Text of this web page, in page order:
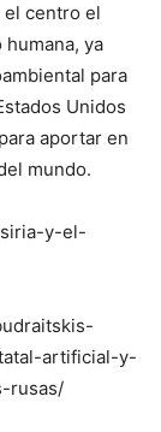
el centro el
ya
para
Unidos
aportar en
mundo.
y-el-
artificial-y-
rusas/